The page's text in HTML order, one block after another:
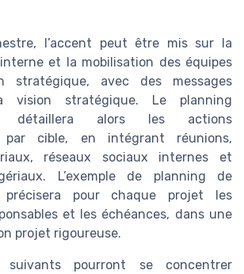
l’accent peut être mis sur la
et la mobilisation des équipes
stratégique, avec des messages
vision stratégique. Le planning
détaillera alors les actions
par cible, en intégrant réunions,
réseaux sociaux internes et
L’exemple de planning de
précisera pour chaque projet les
et les échéances, dans une
projet rigoureuse.
suivants pourront se concentrer